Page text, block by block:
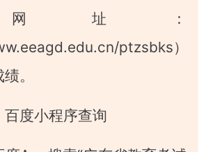
址：
ptzsbks）
。
百度小程序查询